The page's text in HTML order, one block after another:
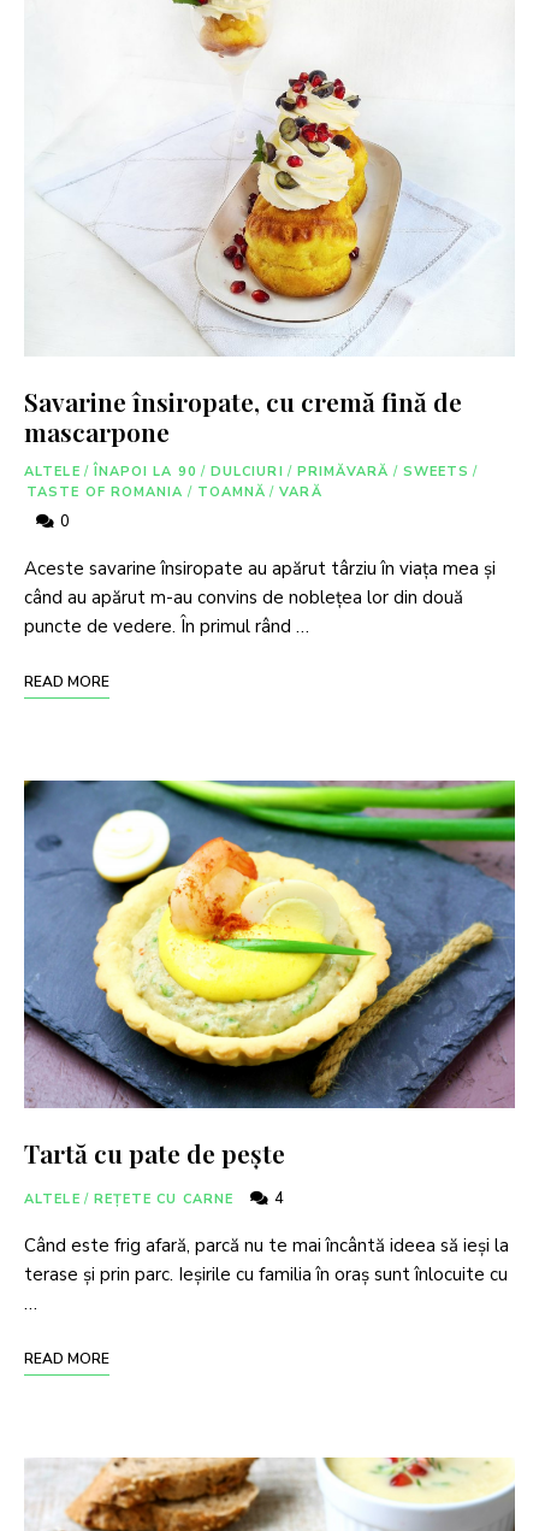
Savarine însiropate, cu cremă fină de
mascarpone
ALTELE / ÎNAPOI LA 90 / DULCIURI / PRIMĂVARĂ / SWEETS /
TASTE OF ROMANIA / TOAMNĂ / VARĂ
0
Aceste savarine însiropate au apărut târziu în viața mea și
când au apărut m-au convins de noblețea lor din două
puncte de vedere. În primul rând …
READ MORE
Tartă cu pate de pește
ALTELE / REȚETE CU CARNE 4
Când este frig afară, parcă nu te mai încântă ideea să ieși la
terase și prin parc. Ieșirile cu familia în oraș sunt înlocuite cu
…
READ MORE